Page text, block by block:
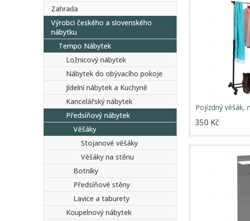
Zahrada
Výrobci českého a slovenského
nábytku
Tempo Nábytek
Ložnicový nábytek
Nábytek do obývacího pokoje
Jídelní nábytek a Kuchyně
Kancelářský nábytek
Předsíňový nábytek
Věšáky
Stojanové věšáky
Věšáky na stěnu
Botníky
Předsíňové stěny
Lavice a taburety
Koupelnový nábytek
Pojízdný věšák,
plast, DOLFO
350 Kč